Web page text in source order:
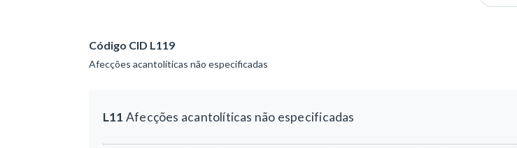
Código CID L119
Afecções acantolíticas não especificadas
L11 Afecções acantolíticas não especificadas